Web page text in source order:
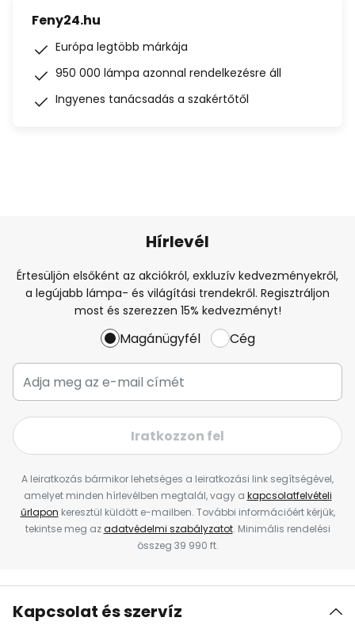
Feny24.hu
Európa legtöbb márkája
950 000 lámpa azonnal rendelkezésre áll
Ingyenes tanácsadás a szakértőtől
Hírlevél
Értesüljön elsőként az akciókról, exkluzív kedvezményekről,
a legújabb lámpa- és világítási trendekről. Regisztráljon
most és szerezzen 15% kedvezményt!
Magánügyfél Cég
Iratkozzon fel
A leiratkozás bármikor lehetséges a leiratkozási link segítségével,
amelyet minden hírlevélben megtalál, vagy a kapcsolatfelvételi
űrlapon keresztül küldött e-mailben. További információért kérjük,
tekintse meg azadatvédelmi szabályzatot. Minimális rendelési
összeg 39 990 ft.
Kapcsolat és szervíz